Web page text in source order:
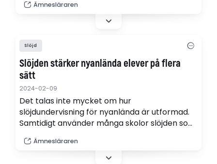
med det som fanns hemma. Forskaren Mia
Porko-Hudd tror att hemuppgifter är här för
Ämnesläraren
Slöjd
Slöjden stärker nyanlända elever på flera
sätt
2024-02-09
Det talas inte mycket om hur
slöjdundervisning för nyanlända är utformad.
Samtidigt använder många skolor slöjden som
förberedelseklass till ordinarie undervisning.
Här krävs mer kunskap, enligt forskaren
Ämnesläraren